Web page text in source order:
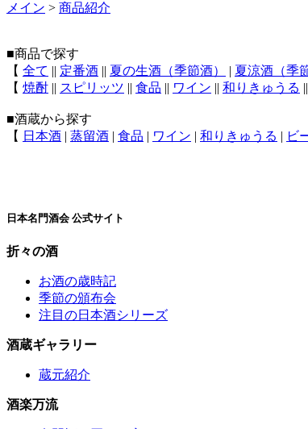
メイン > 商品紹介
■商品で探す
【 全て || 定番酒 || 夏の生酒（季節酒） | 夏涼酒（季
【 焼酎 || スピリッツ || 食品 || ワイン || 和りきゅうる ||
■酒蔵から探す
【 日本酒 | 蒸留酒 | 食品 | ワイン | 和りきゅうる | ビ
日本名門酒会 公式サイト
折々の酒
お酒の歳時記
季節の頒布会
注目の日本酒シリーズ
酒蔵ギャラリー
蔵元紹介
酒楽万流